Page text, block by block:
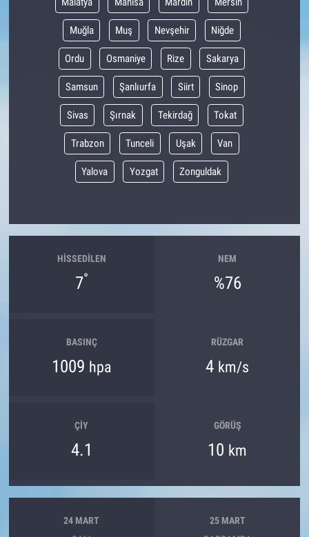
Muğla Muş Nevşehir Niğde
Ordu Osmaniye Rize Sakarya
Samsun Şanlıurfa Siirt Sinop
Sivas Şırnak Tekirdağ Tokat
Trabzon Tunceli Uşak Van
Yalova Yozgat Zonguldak
HISSEDILEN
7°
NEM
%76
BASINÇ
1009 hpa
RÜZGAR
4 km/s
ÇIY
4.1
GÖRÜŞ
10 km
24 MART 25 MART